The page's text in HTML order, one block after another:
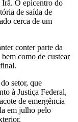
Irã. O epicentro do
de saída de
cerca de um
conter parte da
como de custear
setor, que
à Justiça Federal,
de emergência
em julho pelo